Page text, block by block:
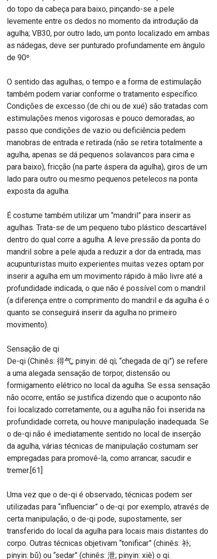
do topo da cabeça para baixo, pinçando-se a pele
levemente entre os dedos no momento da introdução da
agulha; VB30, por outro lado, um ponto localizado em ambas
as nádegas, deve ser punturado profundamente em ângulo
de 90º.
O sentido das agulhas, o tempo e a forma de estimulação
também podem variar conforme o tratamento específico.
Condições de excesso (de chi ou de xué) são tratadas com
estimulações menos vigorosas e pouco demoradas, ao
passo que condições de vazio ou deficiência pedem
manobras de entrada e retirada (não se retira totalmente a
agulha, apenas se dá pequenos solavancos para cima e
para baixo), fricção (na parte áspera da agulha), giros de um
lado para outro ou mesmo pequenos petelecos na ponta
exposta da agulha.
É costume também utilizar um “mandril” para inserir as
agulhas. Trata-se de um pequeno tubo plástico descartável
dentro do qual corre a agulha. A leve pressão da ponta do
mandril sobre a pele ajuda a reduzir a dor da entrada, mas
acupunturistas muito experientes muitas vezes optam por
inserir a agulha em um movimento rápido à mão livre até a
profundidade indicada, o que não é possível com o mandril
(a diferença entre o comprimento do mandril e da agulha é o
quanto se conseguirá inserir da agulha no primeiro
movimento).
Sensação de qi
De-qi (Chinês: 得气; pinyin: dé qì; “chegada de qi”) se refere
a uma alegada sensação de torpor, distensão ou
formigamento elétrico no local da agulha. Se essa sensação
não ocorre, então se justifica dizendo que o acuponto não
foi localizado corretamente, ou a agulha não foi inserida na
profundidade correta, ou houve manipulação inadequada. Se
o de-qi não é imediatamente sentido no local de inserção
da agulha, várias técnicas de manipulação costumam ser
empregadas para promovê-la, como arrancar, sacudir e
tremer.[61]
Uma vez que o de-qi é observado, técnicas podem ser
utilizadas para “influenciar” o de-qi: por exemplo, através de
certa manipulação, o de-qi pode, supostamente, ser
transferido do local da agulha para locais mais distantes do
corpo. Outras técnicas objetivam “tonificar” (chinês: 补;
pinyin: bǔ) ou “sedar” (chinês: 泄; pinyin: xiè) o qi.